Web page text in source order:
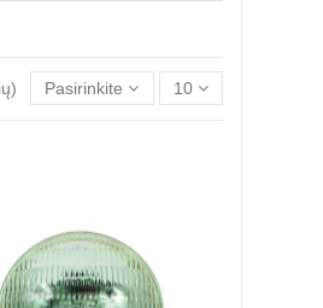
Pasirinkite 10